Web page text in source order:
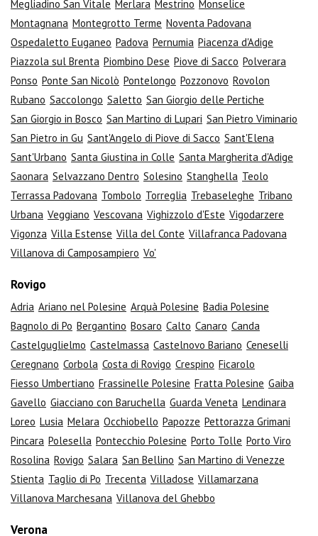
Megliadino San Vitale Merlara Mestrino Monselice
Montagnana Montegrotto Terme Noventa Padovana
Ospedaletto Euganeo Padova Pernumia Piacenza d'Adige
Piazzola sul Brenta Piombino Dese Piove di Sacco Polverara
Ponso Ponte San Nicolò Pontelongo Pozzonovo Rovolon
Rubano Saccolongo Saletto San Giorgio delle Pertiche
San Giorgio in Bosco San Martino di Lupari San Pietro Viminario
San Pietro in Gu Sant'Angelo di Piove di Sacco Sant'Elena
Sant'Urbano Santa Giustina in Colle Santa Margherita d'Adige
Saonara Selvazzano Dentro Solesino Stanghella Teolo
Terrassa Padovana Tombolo Torreglia Trebaseleghe Tribano
Urbana Veggiano Vescovana Vighizzolo d'Este Vigodarzere
Vigonza Villa Estense Villa del Conte Villafranca Padovana
Villanova di Camposampiero Vo'
Rovigo
Adria Ariano nel Polesine Arquà Polesine Badia Polesine
Bagnolo di Po Bergantino Bosaro Calto Canaro Canda
Castelguglielmo Castelmassa Castelnovo Bariano Ceneselli
Ceregnano Corbola Costa di Rovigo Crespino Ficarolo
Fiesso Umbertiano Frassinelle Polesine Fratta Polesine Gaiba
Gavello Giacciano con Baruchella Guarda Veneta Lendinara
Loreo Lusia Melara Occhiobello Papozze Pettorazza Grimani
Pincara Polesella Pontecchio Polesine Porto Tolle Porto Viro
Rosolina Rovigo Salara San Bellino San Martino di Venezze
Stienta Taglio di Po Trecenta Villadose Villamarzana
Villanova Marchesana Villanova del Ghebbo
Verona